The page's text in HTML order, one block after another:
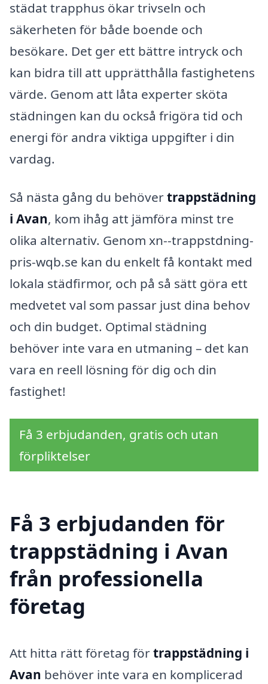
städat trapphus ökar trivseln och
säkerheten för både boende och
besökare. Det ger ett bättre intryck och
kan bidra till att upprätthålla fastighetens
värde. Genom att låta experter sköta
städningen kan du också frigöra tid och
energi för andra viktiga uppgifter i din
vardag.
Så nästa gång du behövertrappstädning
i Avan, kom ihåg att jämföra minst tre
olika alternativ. Genom xn--trappstdning-
pris-wqb.se kan du enkelt få kontakt med
lokala städfirmor, och på så sätt göra ett
medvetet val som passar just dina behov
och din budget. Optimal städning
behöver inte vara en utmaning – det kan
vara en reell lösning för dig och din
fastighet!
Få 3 erbjudanden, gratis och utan
förpliktelser
Få 3 erbjudanden för
trappstädning i Avan
från professionella
företag
Att hitta rätt företag förtrappstädning i
Avan behöver inte vara en komplicerad